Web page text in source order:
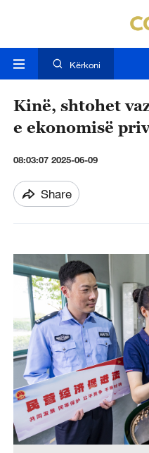
Kërkoni
Kinë, shtohet
e ekonomisë
08:03:07 2025-06-09
Share